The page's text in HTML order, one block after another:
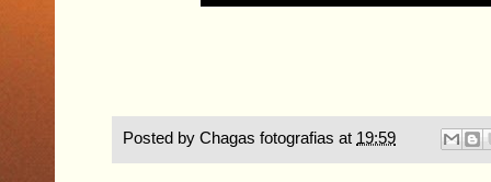
Posted by Chagas fotografias at 19:59